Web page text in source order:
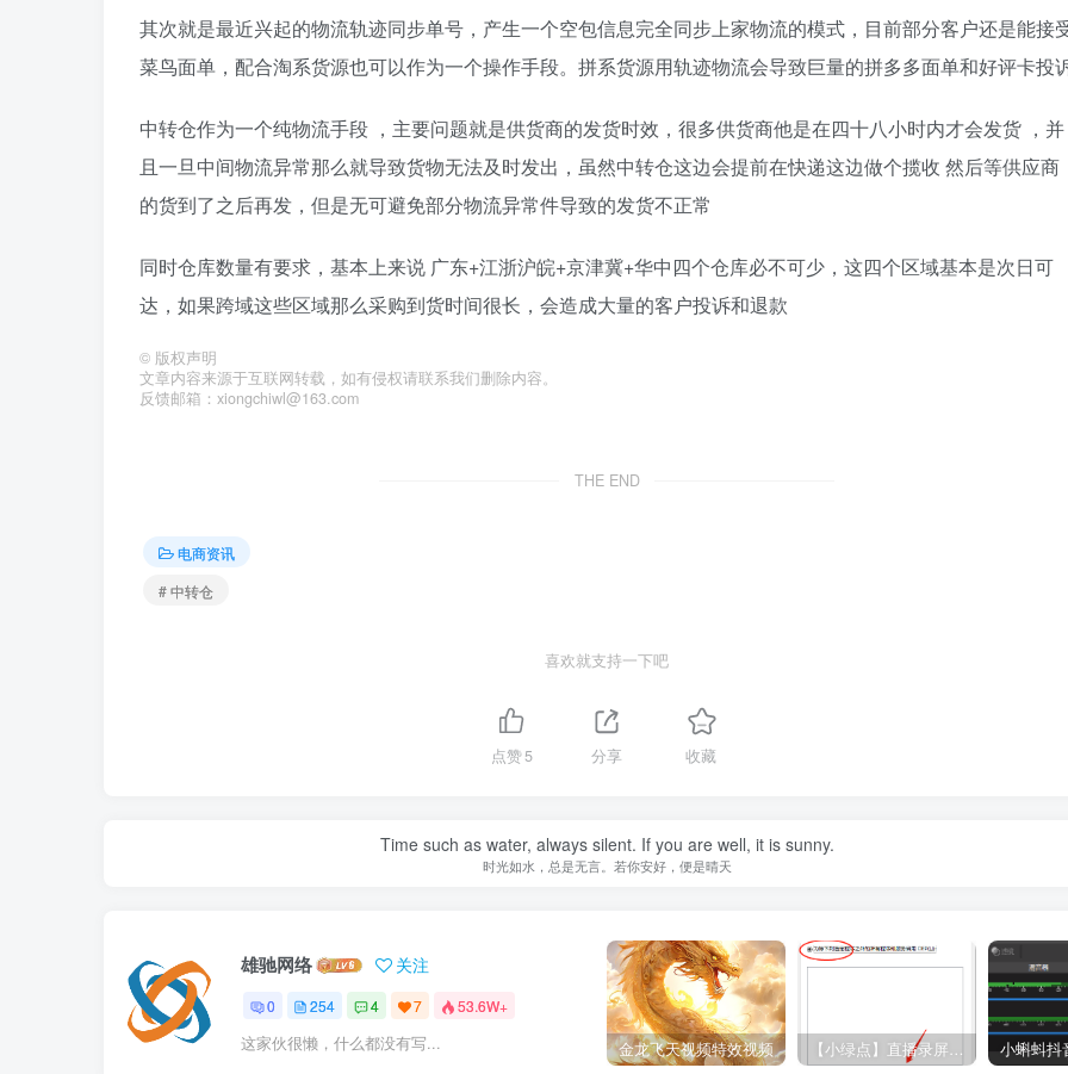
其次就是最近兴起的物流轨迹同步单号，产生一个空包信息完全同步上家物流的模式，目前部分客户还是能接
菜鸟面单，配合淘系货源也可以作为一个操作手段。拼系货源用轨迹物流会导致巨量的拼多多面单和好评卡投
中转仓作为一个纯物流手段 ，主要问题就是供货商的发货时效，很多供货商他是在四十八小时内才会发货 ，并
且一旦中间物流异常那么就导致货物无法及时发出，虽然中转仓这边会提前在快递这边做个揽收 然后等供应商
的货到了之后再发，但是无可避免部分物流异常件导致的发货不正常
同时仓库数量有要求，基本上来说 广东+江浙沪皖+京津冀+华中四个仓库必不可少，这四个区域基本是次日可
达，如果跨域这些区域那么采购到货时间很长，会造成大量的客户投诉和退款
© 版权声明
文章内容来源于互联网转载，如有侵权请联系我们删除内容。
反馈邮箱：xiongchiwl@163.com
THE END
电商资讯
# 中转仓
喜欢就支持一下吧
点赞5 分享 收藏
Time such as water, always silent. If you are well, it is sunny.
时光如水，总是无言。若你安好，便是晴天
雄驰网络 关注
0 254 4 7 53.6W+
这家伙很懒，什么都没有写... 金龙飞天视频特效视频 【小绿点】直播录屏软件 支持抖音快手直播屏幕高清录制